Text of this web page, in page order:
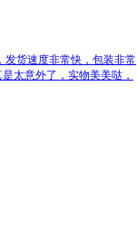
发货速度非常快，包装非常
太意外了，实物美美哒，